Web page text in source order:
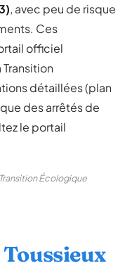
, avec peu de risque
Ces
officiel
détaillées (plan
des arrêtés de
le portail
Écologique